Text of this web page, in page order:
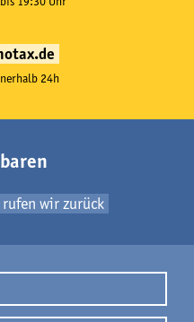
24h
wir zurück